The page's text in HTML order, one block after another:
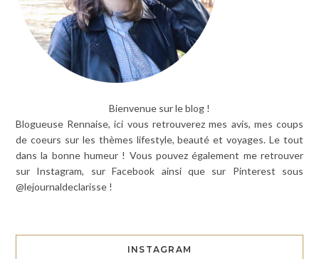
Bienvenue sur le blog !
Blogueuse Rennaise, ici vous retrouverez mes avis, mes coups
de coeurs sur les thèmes lifestyle, beauté et voyages. Le tout
dans la bonne humeur ! Vous pouvez également me retrouver
sur Instagram, sur Facebook ainsi que sur Pinterest sous
@lejournaldeclarisse !
INSTAGRAM